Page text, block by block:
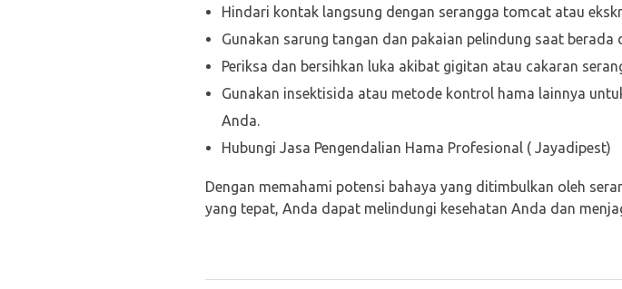
Hindari kontak langsung dengan serangga tomcat atau
Gunakan sarung tangan dan pakaian pelindung saat
Periksa dan bersihkan luka akibat gigitan atau cakaran
Gunakan insektisida atau metode kontrol hama lainnya
Anda.
Hubungi Jasa Pengendalian Hama Profesional ( Jayadipest)
Dengan memahami potensi bahaya yang ditimbulkan oleh
yang tepat, Anda dapat melindungi kesehatan Anda dan